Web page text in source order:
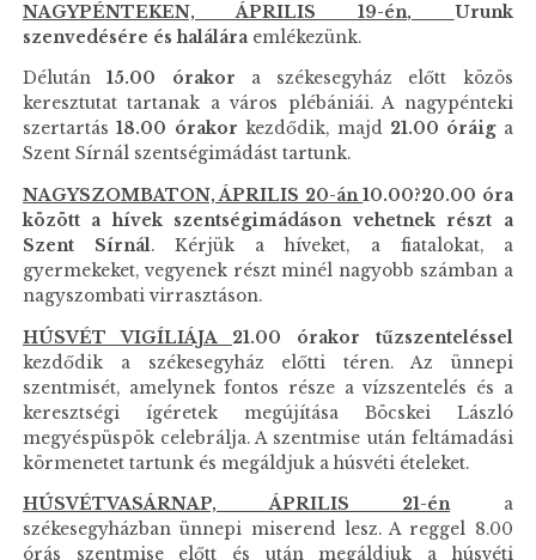
NAGYPÉNTEKEN, ÁPRILIS 19-én, Urunk
szenvedésére és halálára emlékezünk.
Délután15.00 órakor a székesegyház előtt közös
keresztutat tartanak a város plébániái. A nagypénteki
szertartás18.00 órakor kezdődik, majd 21.00 óráiga
Szent Sírnál szentségimádást tartunk.
NAGYSZOMBATON, ÁPRILIS 20-án10.00?20.00 óra
között a hívek szentségimádáson vehetnek részt a
Szent Sírnál. Kérjük a híveket, a fiatalokat, a
gyermekeket, vegyenek részt minél nagyobb számban a
nagyszombati virrasztáson.
HÚSVÉT VIGÍLIÁJA 21.00 órakor
tűzszenteléssel
kezdődik a székesegyház előtti téren. Az ünnepi
szentmisét, amelynek fontos része a vízszentelés és a
keresztségi ígéretek megújítása Böcskei László
megyéspüspök celebrálja. A szentmise után feltámadási
körmenetet tartunk és megáldjuk a húsvéti ételeket.
HÚSVÉTVASÁRNAP, ÁPRILIS 21-éna
székesegyházban ünnepi miserend lesz. A reggel 8.00
órás szentmise előtt és után megáldjuk a húsvéti